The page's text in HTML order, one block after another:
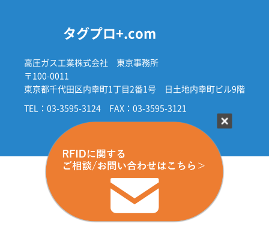
タグプロ+.com
高圧ガス工業株式会社 東京事務所
〒100-0011
東京都千代田区内幸町1丁目2番1号 日土地内幸町ビル9階
TEL：03-3595-3124 FAX：03-3595-3121